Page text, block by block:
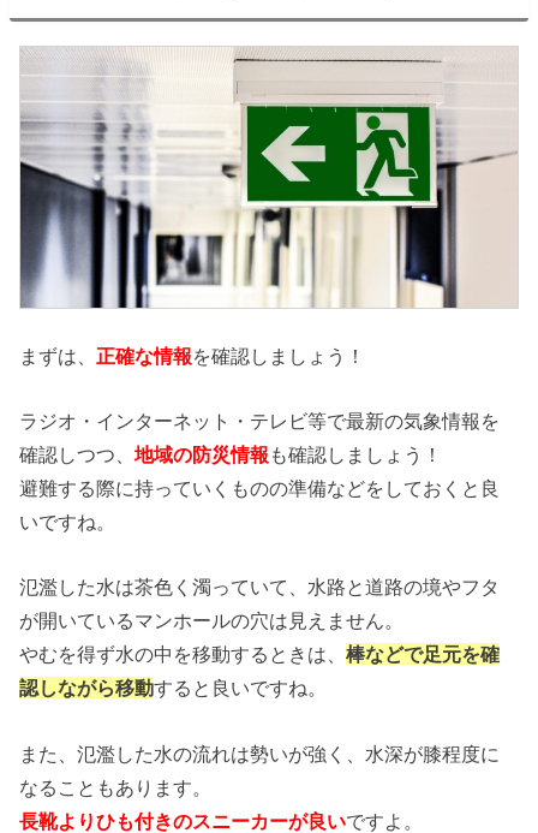
まずは、 正確な情報を確認しましょう！
ラジオ・インターネット・テレビ等で最新の気象情報を
確認しつつ、地域の防災情報 も確認しましょう！
避難する際に持っていくものの準備などをしておくと良
いですね。
氾濫した水は茶色く濁っていて、水路と道路の境やフタ
が開いているマンホールの穴は見えません。
やむを得ず水の中を移動するときは、棒などで足元を確
認しながら移動すると良いですね。
また、氾濫した水の流れは勢いが強く、水深が膝程度に
なることもあります。
長靴よりひも付きのスニーカーが良いですよ。